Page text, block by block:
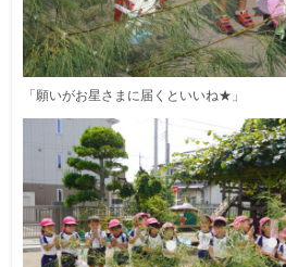
「願いがお星さまに届くといいね★」